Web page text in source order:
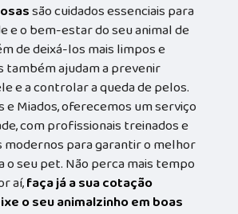
são cuidados essenciais para
e o bem-estar do seu animal de
de deixá-los mais limpos e
também ajudam a prevenir
e a controlar a queda de pelos.
e Miados, oferecemos um serviço
com profissionais treinados e
para garantir o melhor
o seu pet. Não perca mais tempo
aí,faça já a sua cotação
o seu animalzinho em boas